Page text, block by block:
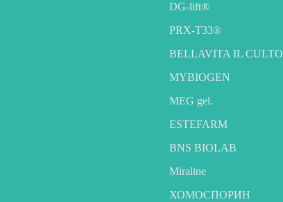
DG-lift®️
PRX-T33®
BELLAVITA IL CULTO
MYBIOGEN
MEG gel.
ESTEFARM
BNS BIOLAB
Miraline
ХОМОСПОРИН